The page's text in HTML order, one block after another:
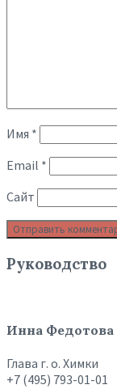
Имя *
Email *
Сайт
Руководство
Инна Федотова
Глава г. о. Химки
+7 (495) 793-01-01